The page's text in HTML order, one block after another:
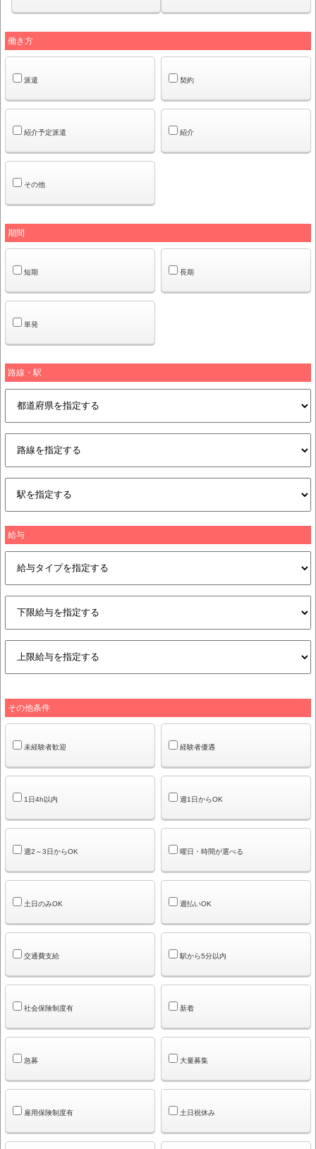
働き方
派遣 契約
紹介予定派遣 紹介
その他
期間
短期 長期
単発
路線・駅
給与
その他条件
未経験者歓迎 経験者優遇
1日4h以内 週1日からOK
週2～3日からOK 曜日・時間が選べる
土日のみOK 週払いOK
交通費支給 駅から5分以内
社会保険制度有 新着
急募 大量募集
雇用保険制度有 土日祝休み